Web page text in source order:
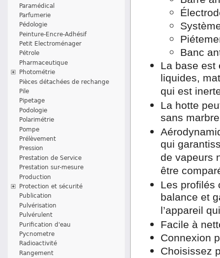
Paramédical
Parfumerie
Pédologie
Peinture-Encre-Adhésif
Petit Electroménager
Pétrole
Pharmaceutique
Photométrie
Pièces détachées de rechange
Pile
Pipetage
Podologie
Polarimétrie
Pompe
Prélèvement
Pression
Prestation de Service
Prestation sur-mesure
Production
Protection et sécurité
Publication
Pulvérisation
Pulvérulent
Purification d'eau
Pycnometre
Radioactivité
Rangement
Banc
La base est
liquides,
qui est
La hotte
sans
qui
de vapeurs
être
Les profilés
balance et
l’appareil
Facile à
Connexion
Choisissez